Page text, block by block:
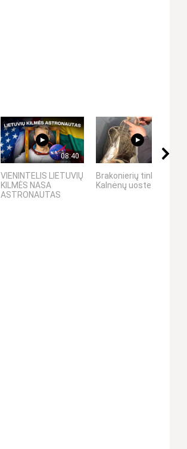
08:40
VIENINTELIS LIETUVIŲ
KILMĖS NASA
ASTRONAUTAS
01:41
Brakonierių tinklai
Kalnėnų uoste